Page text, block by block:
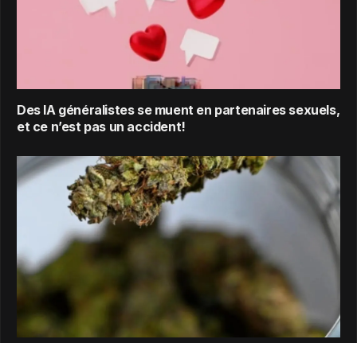
Des IA généralistes se muent en partenaires sexuels,
et ce n’est pas un accident!